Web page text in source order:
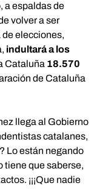
a espaldas de
volver a ser
elecciones,
indultará a los
Cataluña 18.570
de Cataluña
llega al Gobierno
catalanes,
Lo están negando
tiene que saberse,
¡¡¡Que nadie